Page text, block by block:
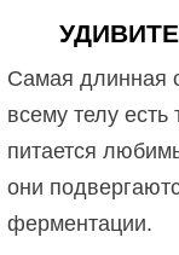
Самая длинная
всему телу
питается
они
ферментации.